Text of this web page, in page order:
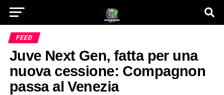
FEED
Juve Next Gen, fatta per una
nuova cessione: Compagnon
passa al Venezia